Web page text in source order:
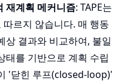
재계획 메커니즘: TAPE는
르지 않습니다. 매 행동
상 결과와 비교하여, 불일
태를 기반으로 계획 수립
'닫힌 루프(closed-loop)'